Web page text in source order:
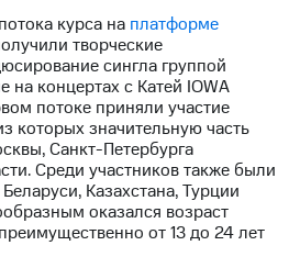
курса на платформе
творческие
сингла группой
на концертах с Катей IOWA
потоке приняли участие
которых значительную часть
Санкт-Петербурга
Среди участников также были
Казахстана, Турции
оказался возраст
от 13 до 24 лет